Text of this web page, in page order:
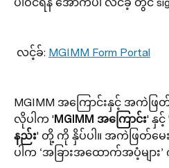
လင့်ခ်: MGIMM Form Portal
MGIMM အကြောင်းနှင့် အကဲဖ
လိုပါက 'MGIMM အကြောင်း' နှင့် '
နည်း' တို့ ကို နှိပ်ပါ။ အကဲဖြတ်မေး
ပါက ‘အခြားအထောက်အပံ့များ’